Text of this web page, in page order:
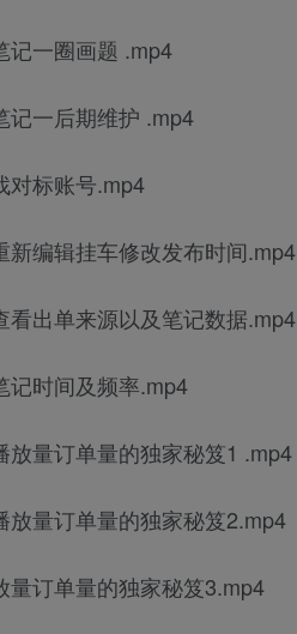
记一圈画题 .mp4
记一后期维护 .mp4
对标账号.mp4
新编辑挂车修改发布时间.mp4
看出单来源以及笔记数据.mp4
记时间及频率.mp4
放量订单量的独家秘笈1 .mp4
放量订单量的独家秘笈2.mp4
量订单量的独家秘笈3.mp4